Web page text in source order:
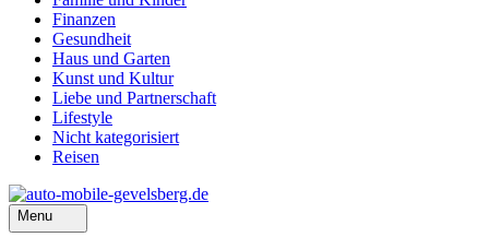
Finanzen
Gesundheit
Haus und Garten
Kunst und Kultur
Liebe und Partnerschaft
Lifestyle
Nicht kategorisiert
Reisen
Menu